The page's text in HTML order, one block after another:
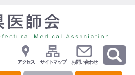
アクセス サイトマップ お問い合わせ